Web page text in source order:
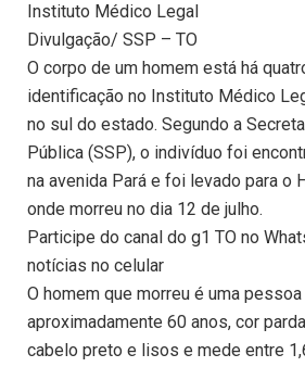
Instituto Médico Legal
Divulgação/ SSP – TO
O corpo de um homem está há
identificação no Instituto Médico
no sul do estado. Segundo a
Pública (SSP), o indivíduo foi
na avenida Pará e foi levado para o
onde morreu no dia 12 de julho.
Participe do canal do g1 TO no
notícias no celular
O homem que morreu é uma
aproximadamente 60 anos, cor
cabelo preto e lisos e mede entre